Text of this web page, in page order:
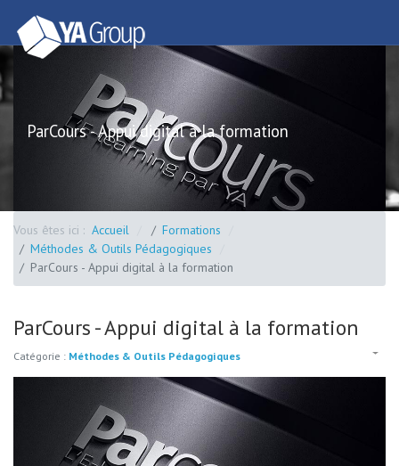
ParCours - Appui digital à la formation
Vous êtes ici : Accueil
Formations
Méthodes & Outils Pédagogiques
ParCours - Appui digital à la formation
ParCours - Appui digital à la formation
Catégorie : Méthodes & Outils Pédagogiques